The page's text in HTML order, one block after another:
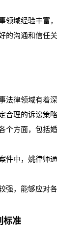
领域经验丰富
的沟通和信任关
法律领域有着
合理的诉讼策略
个方面，包括
件中，姚律师
强，能够应对
标准